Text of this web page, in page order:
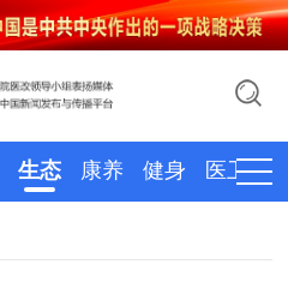
生态 康养 健身 医卫